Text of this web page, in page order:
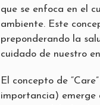
que se enfoca en el
ambiente. Este
preponderando la
cuidado de nuestro
El concepto de
importancia) emerge